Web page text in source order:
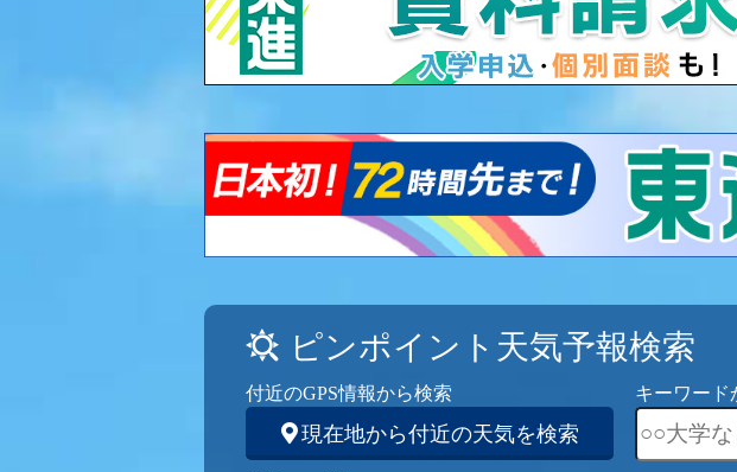
ピンポイント天気予報検索
付近のGPS情報から検索
現在地から付近の天気を検索
キーワード